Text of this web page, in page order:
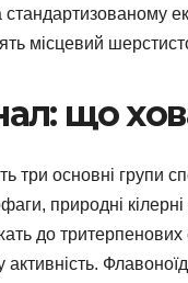
місцевий
що
три основні групи
природні
до тритерпенових
активність.